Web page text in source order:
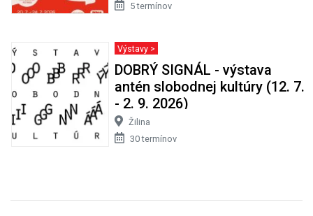
5 termínov
Výstavy >
DOBRÝ SIGNÁL - výstava
antén slobodnej kultúry (12. 7.
- 2. 9. 2026)
Žilina
30 termínov